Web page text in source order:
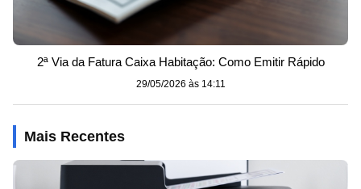
2ª Via da Fatura Caixa Habitação: Como Emitir Rápido
29/05/2026 às 14:11
Mais Recentes